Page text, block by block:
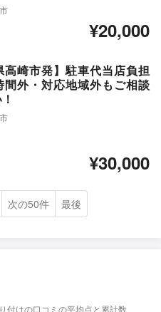
¥20,000
高崎市発】駐車代当店負担
外・対応地域外もご相談
¥30,000
次の50件 最後
付けの口コミの平均点と累計数